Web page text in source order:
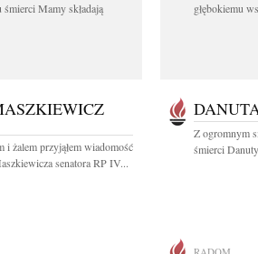
Mamy składają
głębokiemu
i żalem przyjąłem wiadomość
senatora RP IV...
Z ogromnym
śmierci